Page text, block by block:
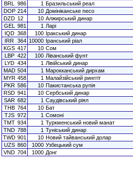
BRL
986 1 Бразильський реал
DOP 214 10 Домініканське песо
DZD 12 10 Алжирський динар
GEL
981 1 Ларі
IQD 368 100 Іракський динар
IRR 364 10000 Іранський ріал
KGS 417 10 Сом
LBP 422 100 Ліванський фунт
LYD 434 1 Лівійський динар
MAD 504 1 Марокканський дирхам
MYR 458 1 Малайзійський ринггіт
PKR 586 10 Пакистанська рупія
RSD 941 10 Сербський динар
SAR 682 1 Саудівський ріял
THB 764 10 Бат
TJS 972 1 Сомоні
TMT 934 1 Туркменський новий манат
TND 788 1 Туніський динар
TWD 901 10 Новий тайванський долар
UZS 860 1000 Узбецький сум
VND 704 1000 Донг